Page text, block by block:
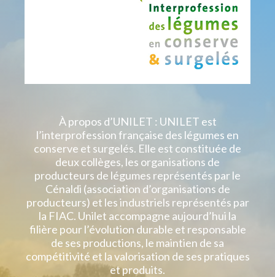
À propos d’UNILET : UNILET est
l’interprofession française des légumes en
conserve et surgelés. Elle est constituée de
deux collèges, les organisations de
producteurs de légumes représentés par le
Cénaldi (association d’organisations de
producteurs) et les industriels représentés par
la FIAC. Unilet accompagne aujourd’hui la
filière pour l’évolution durable et responsable
de ses productions, le maintien de sa
compétitivité et la valorisation de ses pratiques
et produits.